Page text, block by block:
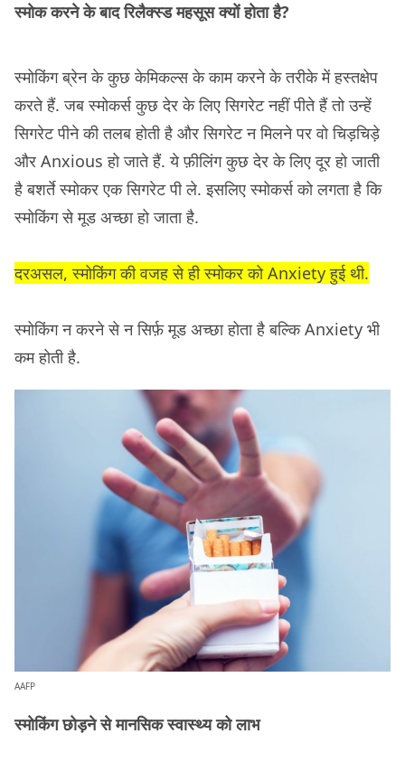
स्मोक करने के बाद रिलैक्स्ड महसूस क्यों होता है?
स्मोकिंग ब्रेन के कुछ केमिकल्स के काम करने के तरीके में हस्तक्षेप
करते हैं. जब स्मोकर्स कुछ देर के लिए सिगरेट नहीं पीते हैं तो उन्हें
सिगरेट पीने की तलब होती है और सिगरेट न मिलने पर वो चिड़चिड़े
और Anxious हो जाते हैं. ये फ़ीलिंग कुछ देर के लिए दूर हो जाती
है बशर्ते स्मोकर एक सिगरेट पी ले. इसलिए स्मोकर्स को लगता है कि
स्मोकिंग से मूड अच्छा हो जाता है.
दरअसल, स्मोकिंग की वजह से ही स्मोकर को Anxiety हुई थी.
स्मोकिंग न करने से न सिर्फ़ मूड अच्छा होता है बल्कि Anxiety भी
कम होती है.
AAFP
स्मोकिंग छोड़ने से मानसिक स्वास्थ्य को लाभ